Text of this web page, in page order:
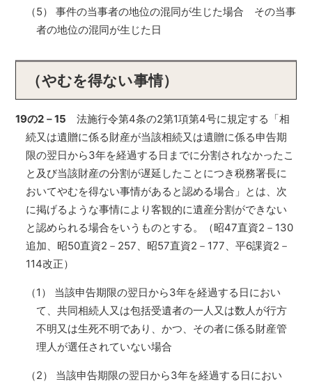
（5） 事件の当事者の地位の混同が生じた場合 その当事
者の地位の混同が生じた日
（やむを得ない事情）
19の2－15法施行令第4条の2第1項第4号に規定する「相
続又は遺贈に係る財産が当該相続又は遺贈に係る申告期
限の翌日から3年を経過する日までに分割されなかったこ
と及び当該財産の分割が遅延したことにつき税務署長に
おいてやむを得ない事情があると認める場合」とは、次
に掲げるような事情により客観的に遺産分割ができない
と認められる場合をいうものとする。（昭47直資2－130
追加、昭50直資2－257、昭57直資2－177、平6課資2－
114改正）
（1） 当該申告期限の翌日から3年を経過する日におい
て、共同相続人又は包括受遺者の一人又は数人が行方
不明又は生死不明であり、かつ、その者に係る財産管
理人が選任されていない場合
（2） 当該申告期限の翌日から3年を経過する日におい